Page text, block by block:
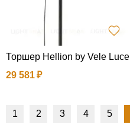
Торшер Hellion by Vele Luce
29 581
1 2 3 4 5